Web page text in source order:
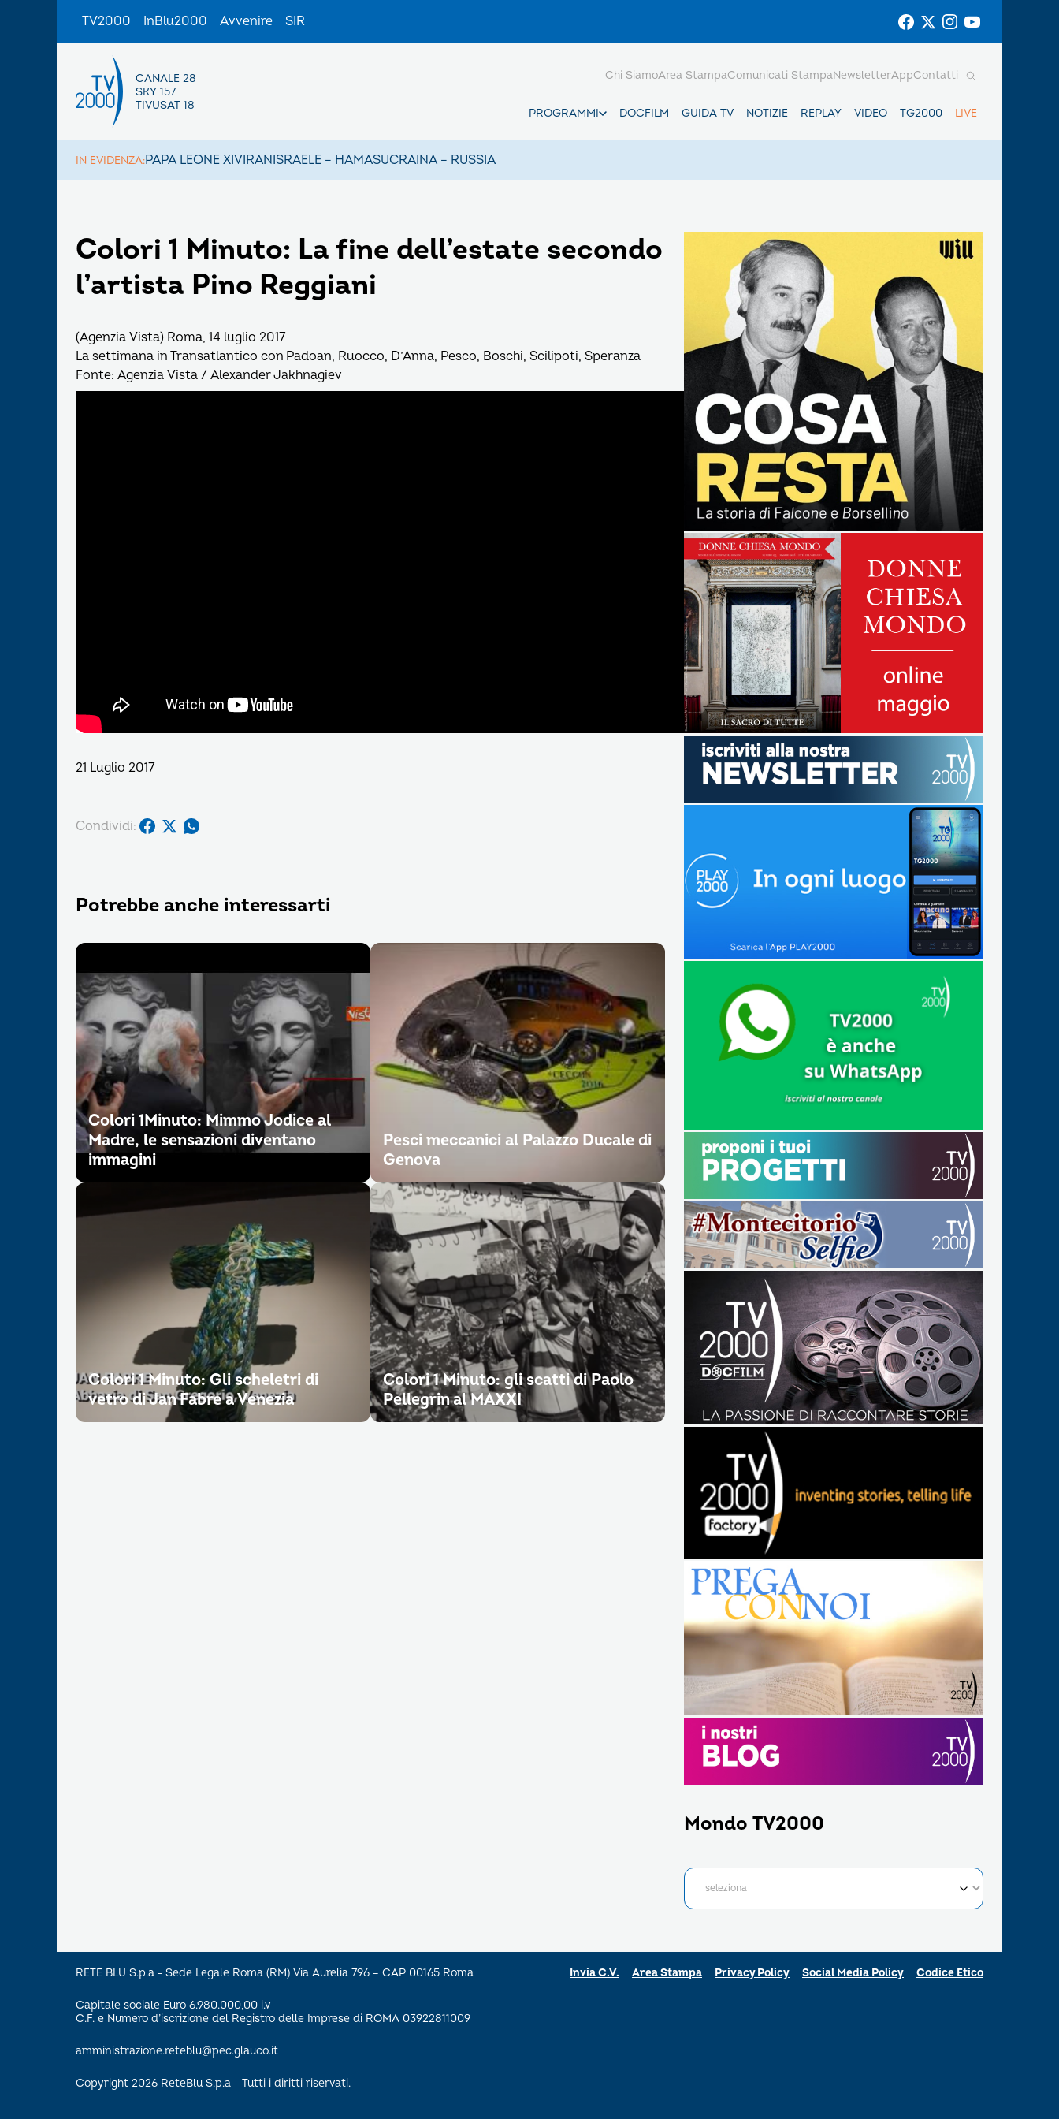
TV2000 InBlu2000 Avvenire SIR
CANALE 28
SKY 157
TIVUSAT 18
PROGRAMMI DOCFILM GUIDA TV NOTIZIE REPLAY VIDEO TG2000 LIVE
Chi SiamoArea StampaComunicati StampaNewsletterAppContatti
IN EVIDENZA:PAPA LEONE XIVIRANISRAELE – HAMASUCRAINA – RUSSIA
Colori 1 Minuto: La fine dell’estate secondo
l’artista Pino Reggiani
(Agenzia Vista) Roma, 14 luglio 2017
La settimana in Transatlantico con Padoan, Ruocco, D’Anna, Pesco, Boschi, Scilipoti, Speranza
Fonte: Agenzia Vista / Alexander Jakhnagiev
21 Luglio 2017
Condividi:
Potrebbe anche interessarti
Colori 1Minuto: Mimmo Jodice al
Madre, le sensazioni diventano
immagini
Pesci meccanici al Palazzo Ducale di
Genova
Colori 1 Minuto: Gli scheletri di
vetro di Jan Fabre a Venezia
Colori 1 Minuto: gli scatti di Paolo
Pellegrin al MAXXI
Mondo TV2000
RETE BLU S.p.a - Sede Legale Roma (RM) Via Aurelia 796 – CAP 00165 Roma
Capitale sociale Euro 6.980.000,00 i.v
C.F. e Numero d’iscrizione del Registro delle Imprese di ROMA 03922811009
amministrazione.reteblu@pec.glauco.it
Copyright 2026 ReteBlu S.p.a - Tutti i diritti riservati.
Invia C.V. Area Stampa Privacy Policy Social Media Policy Codice Etico